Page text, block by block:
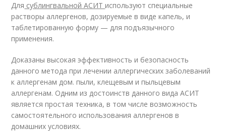
Для сублингвальной АСИТиспользуют специальные
растворы аллергенов, дозируемые в виде капель, и
таблетированную форму — для подъязычного
применения.
Доказаны высокая эффективность и безопасность
данного метода при лечении аллергических заболеваний
к аллергенам дом. пыли, клещевым и пыльцевым
аллергенам. Одним из достоинств данного вида АСИТ
является простая техника, в том числе возможность
самостоятельного использования аллергенов в
домашних условиях.